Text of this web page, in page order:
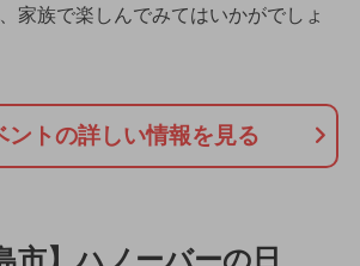
家族で楽しんでみてはいかがでしょ
ントの詳しい情報を見る
市】ハノーバーの日